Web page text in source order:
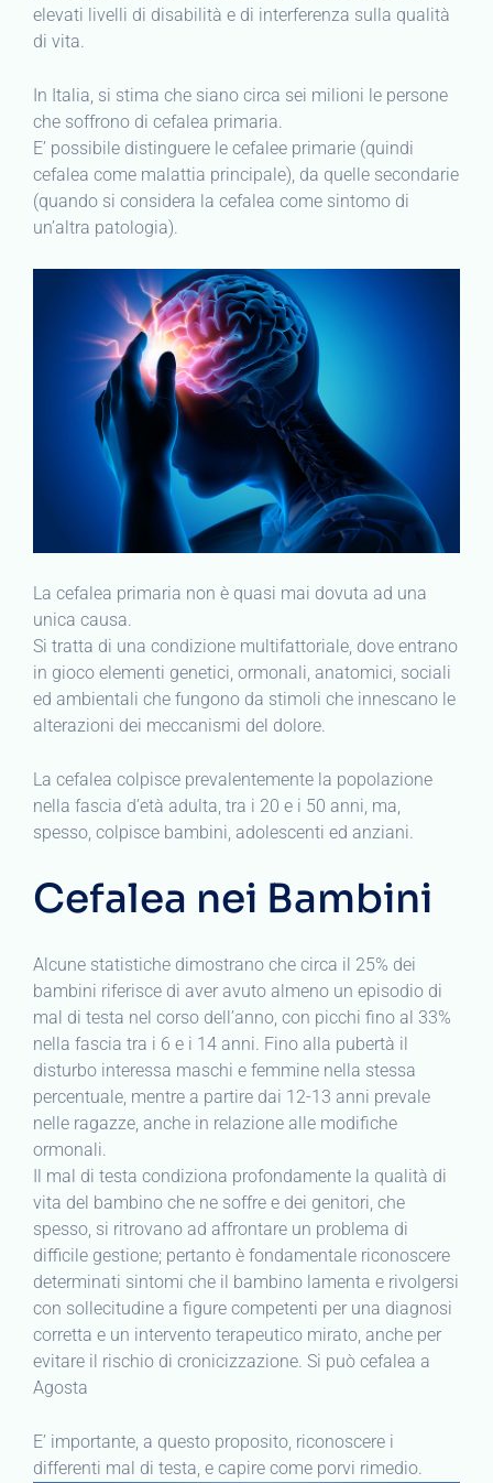
elevati livelli di disabilità e di interferenza sulla qualità
di vita.
In Italia, si stima che siano circa sei milioni le persone
che soffrono di cefalea primaria.
E’ possibile distinguere le cefalee primarie (quindi
cefalea come malattia principale), da quelle secondarie
(quando si considera la cefalea come sintomo di
un’altra patologia).
La cefalea primaria non è quasi mai dovuta ad una
unica causa.
Si tratta di una condizione multifattoriale, dove entrano
in gioco elementi genetici, ormonali, anatomici, sociali
ed ambientali che fungono da stimoli che innescano le
alterazioni dei meccanismi del dolore.
La cefalea colpisce prevalentemente la popolazione
nella fascia d’età adulta, tra i 20 e i 50 anni, ma,
spesso, colpisce bambini, adolescenti ed anziani.
Cefalea nei Bambini
Alcune statistiche dimostrano che circa il 25% dei
bambini riferisce di aver avuto almeno un episodio di
mal di testa nel corso dell’anno, con picchi fino al 33%
nella fascia tra i 6 e i 14 anni. Fino alla pubertà il
disturbo interessa maschi e femmine nella stessa
percentuale, mentre a partire dai 12-13 anni prevale
nelle ragazze, anche in relazione alle modifiche
ormonali.
Il mal di testa condiziona profondamente la qualità di
vita del bambino che ne soffre e dei genitori, che
spesso, si ritrovano ad affrontare un problema di
difficile gestione; pertanto è fondamentale riconoscere
determinati sintomi che il bambino lamenta e rivolgersi
con sollecitudine a figure competenti per una diagnosi
corretta e un intervento terapeutico mirato, anche per
evitare il rischio di cronicizzazione. Si può cefalea a
Agosta
E’ importante, a questo proposito, riconoscere i
differenti mal di testa, e capire come porvi rimedio.